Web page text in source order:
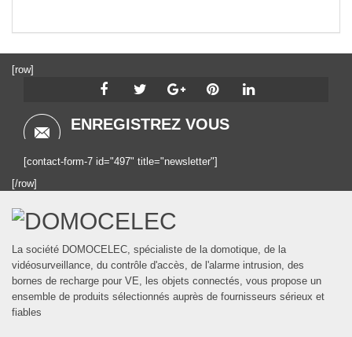
[row]
ENREGISTREZ VOUS
[contact-form-7 id="497" title="newsletter"]
[/row]
La société DOMOCELEC, spécialiste de la domotique, de la
vidéosurveillance, du contrôle d'accès, de l'alarme intrusion, des
bornes de recharge pour VE, les objets connectés, vous propose un
ensemble de produits sélectionnés auprès de fournisseurs sérieux et
fiables